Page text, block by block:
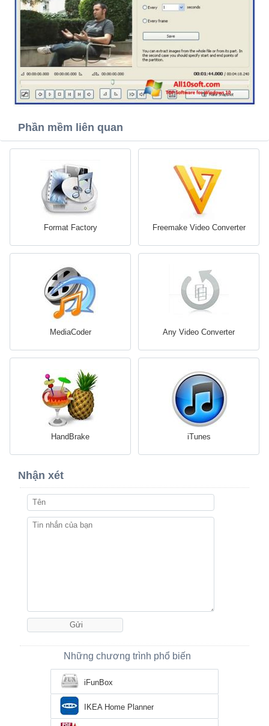
Phần mềm liên quan
Format Factory Freemake Video Converter
MediaCoder Any Video Converter
HandBrake iTunes
Nhận xét
Những chương trình phổ biến
iFunBox
IKEA Home Planner